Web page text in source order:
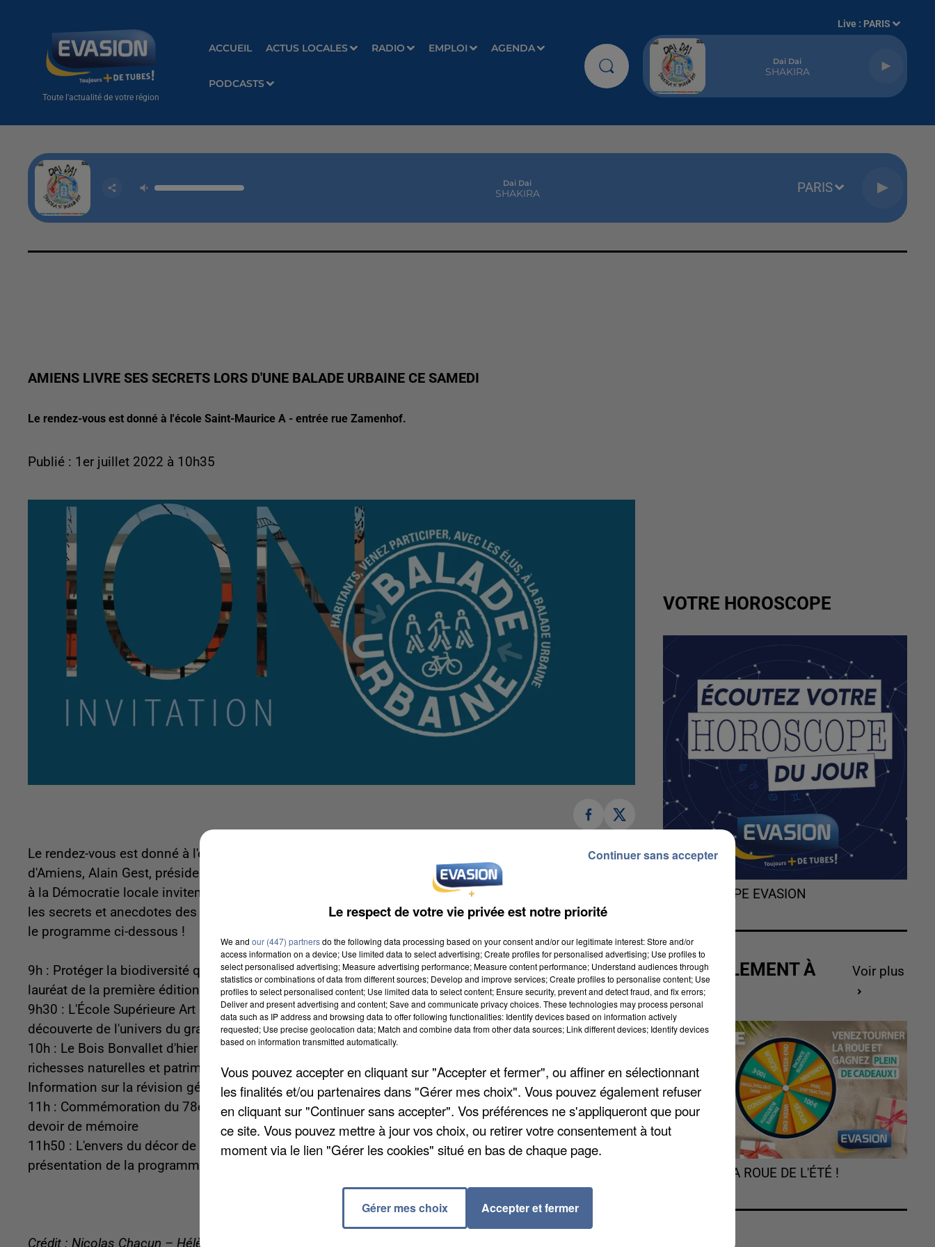
Toute l'actualité de votre région
ACCUEIL ACTUS LOCALES RADIO EMPLOI AGENDA
PODCASTS
Live : PARIS
Dai Dai
SHAKIRA
Dai Dai
SHAKIRA PARIS
AMIENS LIVRE SES SECRETS LORS D'UNE BALADE URBAINE CE SAMEDI
Le rendez-vous est donné à l'école Saint-Maurice A - entrée rue Zamenhof.
Publié : 1er juillet 2022 à 10h35
Le rendez-vous est donné à l'école Saint-Maurice A - entrée rue Zamenhof. Brigitte Fouré, maire
d'Amiens, Alain Gest, président d'Amiens Métropole et Stéphane Descombes, adjoint au maire délégué
à la Démocratie locale invitent les Amiénois à arpenter la ville. L'occasion de découvrir (ou redécouvrir)
les secrets et anecdotes des quartiers qui seront visités. Le tout grâce à des acteurs locaux. Retrouvez
le programme ci-dessous !
9h : Protéger la biodiversité qui nous entoure - Inauguration du projet « un nichoir dans mon école »,
lauréat de la première édition du Budget Participatif
9h30 : L'École Supérieure Art et Design Amiens ouvre ses portes - Visite d'une école renommée et
découverte de l'univers du graphisme
10h : Le Bois Bonvallet d'hier à aujourd'hui - Visite guidée d'un lieu incontournable qui dissimule des
richesses naturelles et patrimoniales
Information sur la révision générale du Plan Local d'Urbanisme Définir ensemble la ville de demain
11h : Commémoration du 78ème anniversaire du Train de la Mort - Rendre hommage et faire vivre le
devoir de mémoire
11h50 : L'envers du décor de la Comédie de Picardie - Découverte des coulisses du théâtre et
présentation de la programmation culturelle
Crédit : Nicolas Chacun – Hélène Virat
VOTRE HOROSCOPE
L'HOROSCOPE EVASION
ACTUELLEMENT À
GAGNER
Voir plus
TOURNEZ LA ROUE DE L'ÉTÉ !
Le respect de votre vie privée est notre priorité
We and our (447) partnersdo the following data processing based on your consent and/or our legitimate interest: Store and/or
access information on a device; Use limited data to select advertising; Create profiles for personalised advertising; Use profiles to
select personalised advertising; Measure advertising performance; Measure content performance; Understand audiences through
statistics or combinations of data from different sources; Develop and improve services; Create profiles to personalise content; Use
profiles to select personalised content; Use limited data to select content; Ensure security, prevent and detect fraud, and fix errors;
Deliver and present advertising and content; Save and communicate privacy choices. These technologies may process personal
data such as IP address and browsing data to offer following functionalities: Identify devices based on information actively
requested; Use precise geolocation data; Match and combine data from other data sources; Link different devices; Identify devices
based on information transmitted automatically.
Vous pouvez accepter en cliquant sur "Accepter et fermer", ou affiner en sélectionnant
les finalités et/ou partenaires dans "Gérer mes choix". Vous pouvez également refuser
en cliquant sur "Continuer sans accepter". Vos préférences ne s'appliqueront que pour
ce site. Vous pouvez mettre à jour vos choix, ou retirer votre consentement à tout
moment via le lien "Gérer les cookies" situé en bas de chaque page.
Gérer mes choix Accepter et fermer
Continuer sans accepter